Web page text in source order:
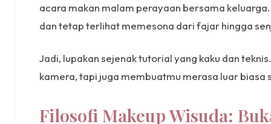
acara makan malam perayaan bersama
dan tetap terlihat memesona dari fajar hingga
Jadi, lupakan sejenak tutorial yang kaku dan
kamera, tapi juga membuatmu merasa luar
Filosofi Makeup Wisuda: